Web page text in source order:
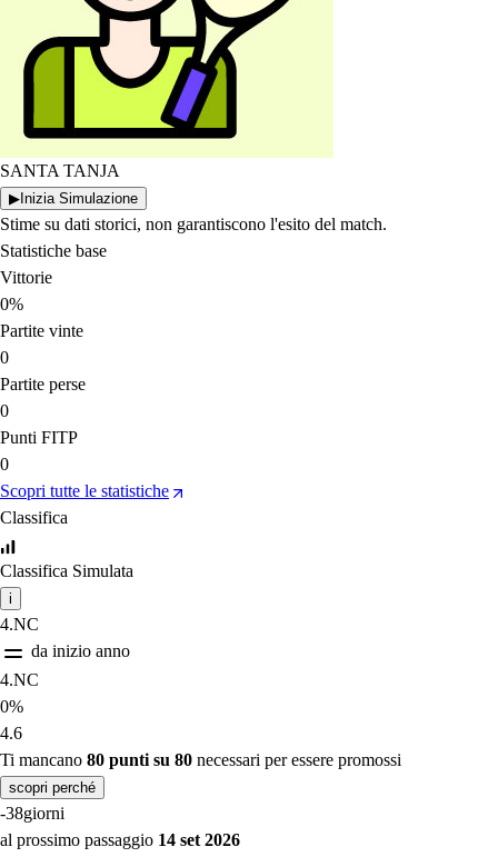
SANTA TANJA
▶ Inizia Simulazione
Stime su dati storici, non garantiscono l'esito del match.
Statistiche base
Vittorie
0%
Partite vinte
0
Partite perse
0
Punti FITP
0
Scopri tutte le statistiche
Classifica
Classifica Simulata
i
4.NC
da inizio anno
4.NC
0%
4.6
Ti mancano 80 punti su 80 necessari per essere promossi
scopri perché
-38giorni
al prossimo passaggio 14 set 2026